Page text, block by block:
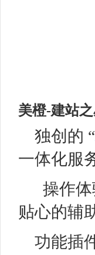
美橙-建站
独创的 “
一体化服
操作
贴心的辅
功能插